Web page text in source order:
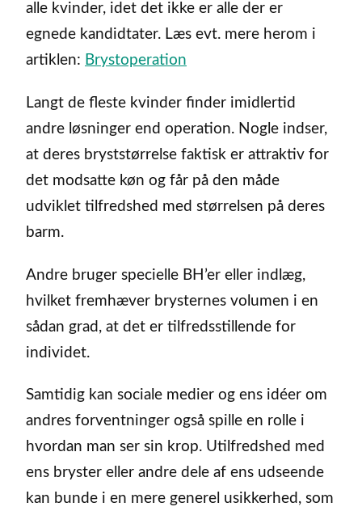
alle kvinder, idet det ikke er alle der er
egnede kandidtater. Læs evt. mere herom i
artiklen: Brystoperation
Langt de fleste kvinder finder imidlertid
andre løsninger end operation. Nogle indser,
at deres bryststørrelse faktisk er attraktiv for
det modsatte køn og får på den måde
udviklet tilfredshed med størrelsen på deres
barm.
Andre bruger specielle BH’er eller indlæg,
hvilket fremhæver brysternes volumen i en
sådan grad, at det er tilfredsstillende for
individet.
Samtidig kan sociale medier og ens idéer om
andres forventninger også spille en rolle i
hvordan man ser sin krop. Utilfredshed med
ens bryster eller andre dele af ens udseende
kan bunde i en mere generel usikkerhed, som